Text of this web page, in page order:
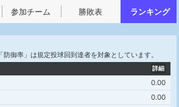
参加チーム 勝敗表 ランキング
「防御率」は規定投球回到達者を対象としています。
詳細
0.00
0.00